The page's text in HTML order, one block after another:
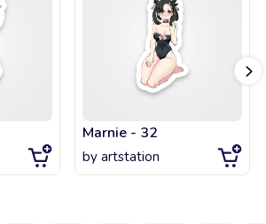
Marnie - 32
by artstation